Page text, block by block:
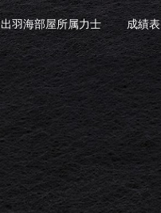
出羽海部屋所属力士 成績表